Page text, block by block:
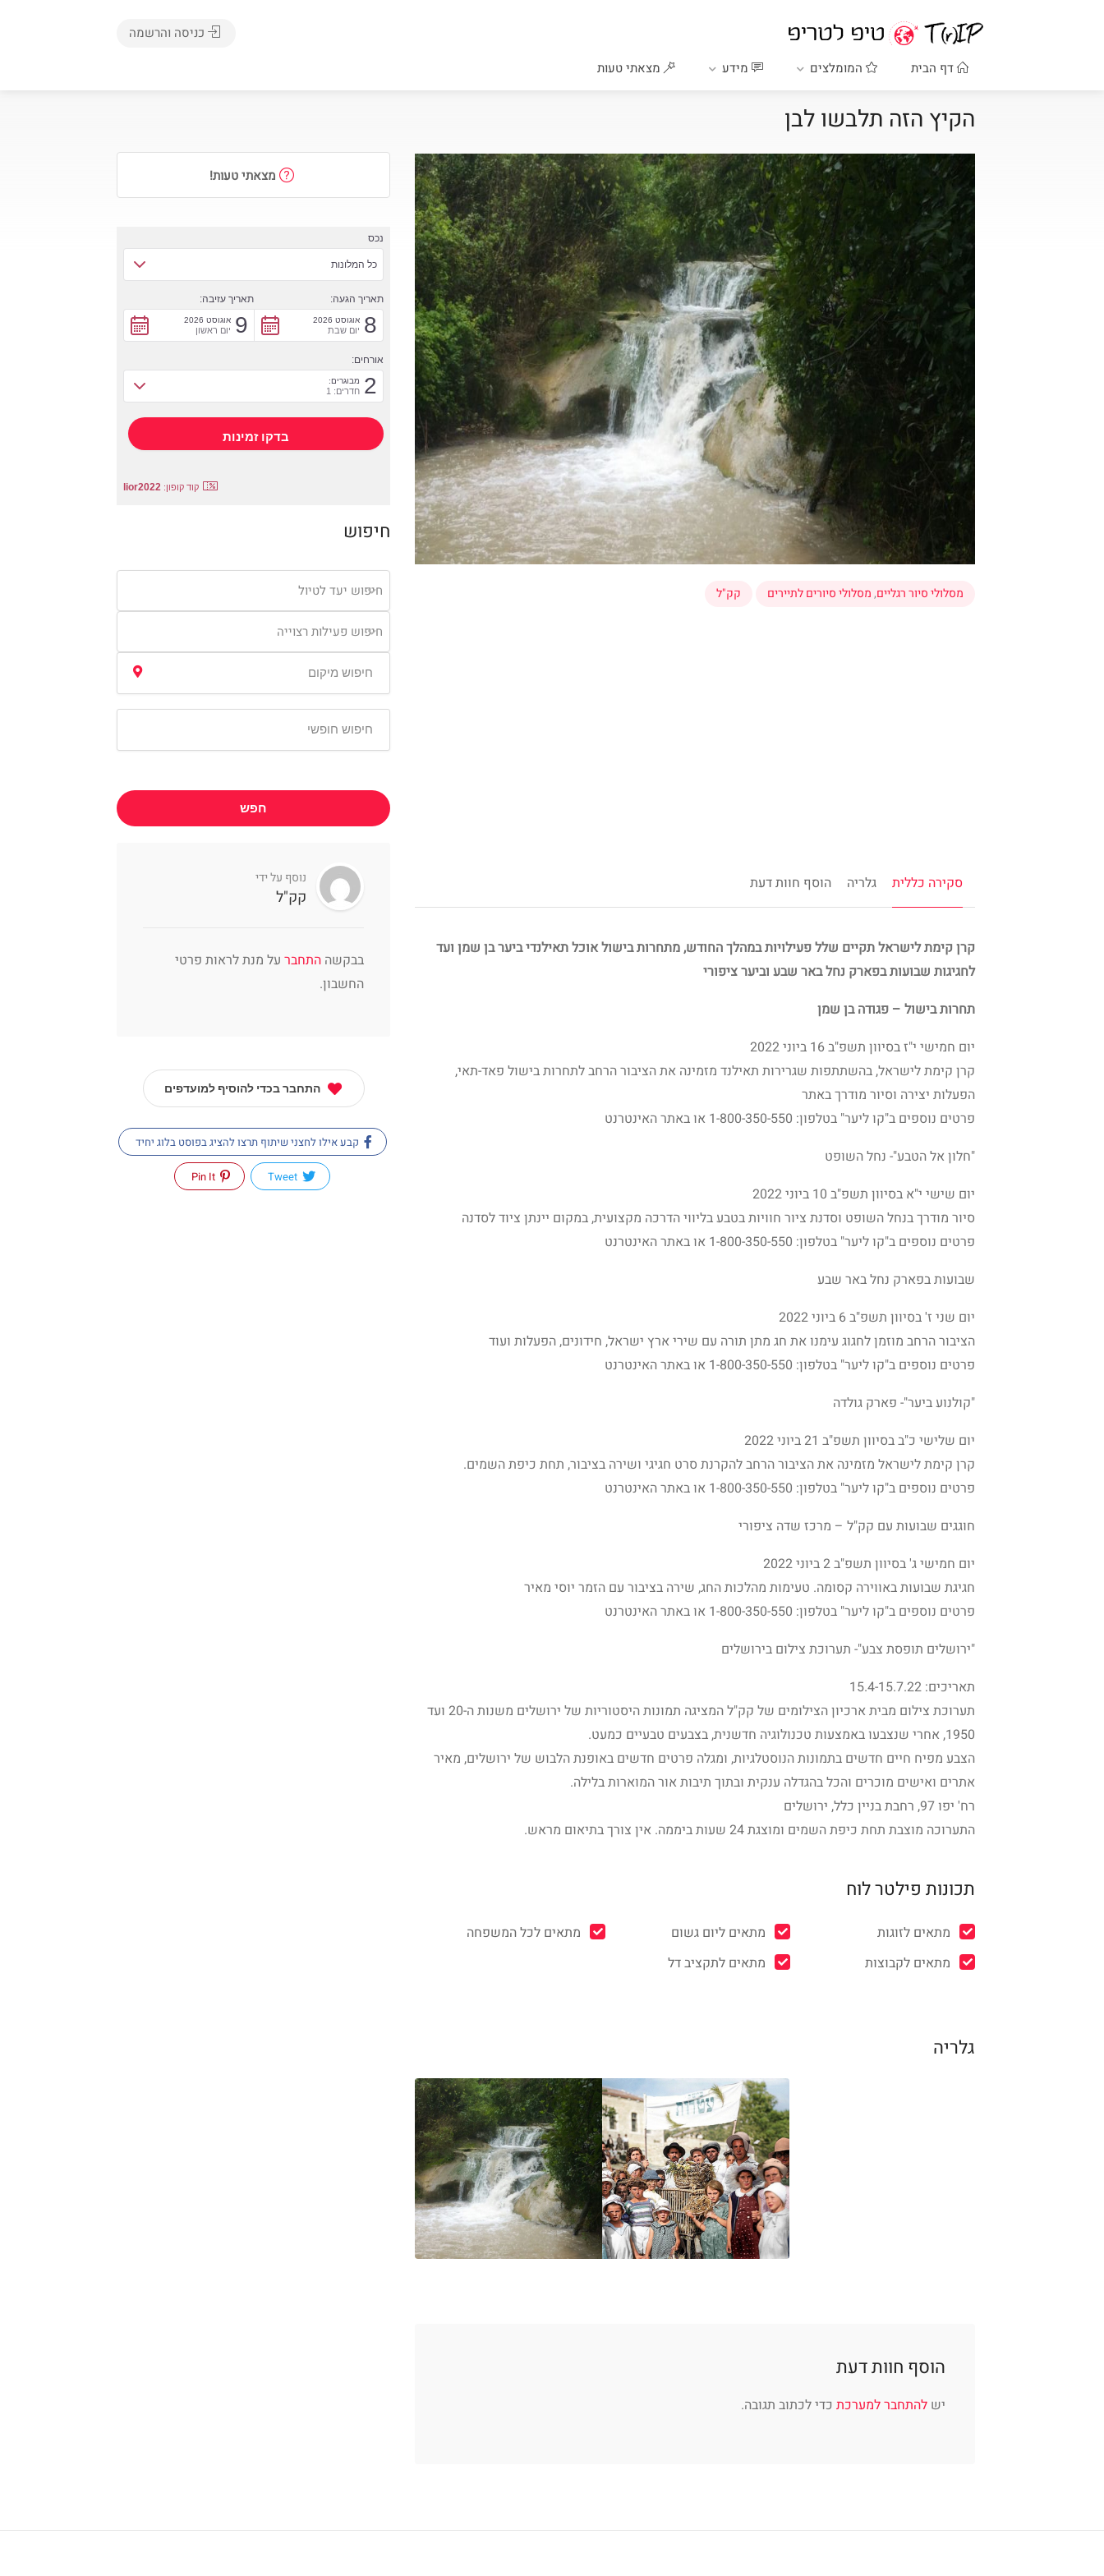
דף הבית המומלצים מידע מצאתי טעות
כניסה והרשמה
הקיץ הזה תלבשו לבן
מסלולי סיור רגליים,מסלולי סיורים לתיירים קק"ל
סקירה כללית גלריה הוסף חוות דעת
קרן קימת לישראל תקיים שלל פעילויות במהלך החודש, מתחרות בישול אוכל תאילנדי ביער בן שמן ועד
לחגיגות שבועות בפארק נחל באר שבע וביער ציפורי
תחרות בישול – פגודה בן שמן
יום חמישי י"ז בסיוון תשפ"ב 16 ביוני 2022
קרן קימת לישראל, בהשתתפות שגרירות תאילנד מזמינה את הציבור הרחב לתחרות בישול פאד-תאי,
הפעלות יצירה וסיור מודרך באתר
פרטים נוספים ב"קו ליער" בטלפון: 1-800-350-550 או באתר האינטרנט
"חלון אל הטבע"- נחל השופט
יום שישי י"א בסיוון תשפ"ב 10 ביוני 2022
סיור מודרך בנחל השופט וסדנת ציור חוויות בטבע בליווי הדרכה מקצועית, במקום יינתן ציוד לסדנה
פרטים נוספים ב"קו ליער" בטלפון: 1-800-350-550 או באתר האינטרנט
שבועות בפארק נחל באר שבע
יום שני ז' בסיוון תשפ"ב 6 ביוני 2022
הציבור הרחב מוזמן לחגוג עימנו את חג מתן תורה עם שירי ארץ ישראל, חידונים, הפעלות ועוד
פרטים נוספים ב"קו ליער" בטלפון: 1-800-350-550 או באתר האינטרנט
"קולנוע ביער"- פארק גולדה
יום שלישי כ"ב בסיוון תשפ"ב 21 ביוני 2022
קרן קימת לישראל מזמינה את הציבור הרחב להקרנת סרט חגיגי ושירה בציבור, תחת כיפת השמים.
פרטים נוספים ב"קו ליער" בטלפון: 1-800-350-550 או באתר האינטרנט
חוגגים שבועות עם קק"ל – מרכז שדה ציפורי
יום חמישי ג' בסיוון תשפ"ב 2 ביוני 2022
חגיגת שבועות באווירה קסומה. טעימות מהלכות החג, שירה בציבור עם הזמר יוסי מאיר
פרטים נוספים ב"קו ליער" בטלפון: 1-800-350-550 או באתר האינטרנט
"ירושלים תופסת צבע"- תערוכת צילום בירושלים
תאריכים: 15.4-15.7.22
תערוכת צילום מבית ארכיון הצילומים של קק"ל המציגה תמונות היסטוריות של ירושלים משנות ה-20 ועד
1950, אחרי שנצבעו באמצעות טכנולוגיה חדשנית, בצבעים טבעיים כמעט.
הצבע מפיח חיים חדשים בתמונות הנוסטלגיות, ומגלה פרטים חדשים באופנת הלבוש של ירושלים, מאיר
אתרים ואישים מוכרים והכל בהגדלה ענקית ובתוך תיבות אור המוארות בלילה.
רח' יפו 97, רחבת בניין כלל, ירושלים
התערוכה מוצבת תחת כיפת השמים ומוצגת 24 שעות ביממה. אין צורך בתיאום מראש.
תכונות פילטר לוח
מתאים לזוגות מתאים ליום גשום
מתאים לכל המשפחה
מתאים לקבוצות
מתאים לתקציב דל
גלריה
הוסף חוות דעת
יש להתחבר למערכת כדי לכתוב תגובה.
מצאתי טעות!
נכס
כל המלונות
תאריך הגעה:
8 אוגוסט 2026
יום שבת
תאריך עזיבה:
9 אוגוסט 2026
יום ראשון
אורחים:
2 מבוגרים:
חדרים: 1
קוד קופון: lior2022
חיפוש
חיפוש יעד לטיול
חיפוש פעילות רצוייה
חפש
נוסף על ידי
קק"ל
בבקשה התחבר על מנת לראות פרטי
החשבון.
התחבר בכדי להוסיף למועדפים
קבע אילו לחצני שיתוף תרצו להציג בפוסט בלוג יחיד